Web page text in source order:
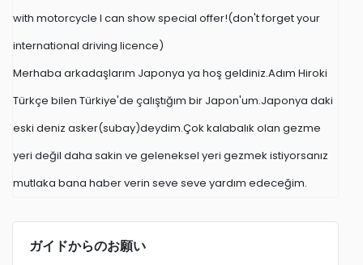
with motorcycle I can show special offer!(don't forget your
international driving licence)
Merhaba arkadaşlarım Japonya ya hoş geldiniz.Adım Hiroki
Türkçe bilen Türkiye'de çalıştığım bir Japon'um.Japonya daki
eski deniz asker(subay)deydim.Çok kalabalık olan gezme
yeri değil daha sakin ve geleneksel yeri gezmek istiyorsanız
mutlaka bana haber verin seve seve yardım edeceğim.
ガイドからのお願い